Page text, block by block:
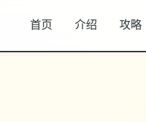
首页 介绍 攻略